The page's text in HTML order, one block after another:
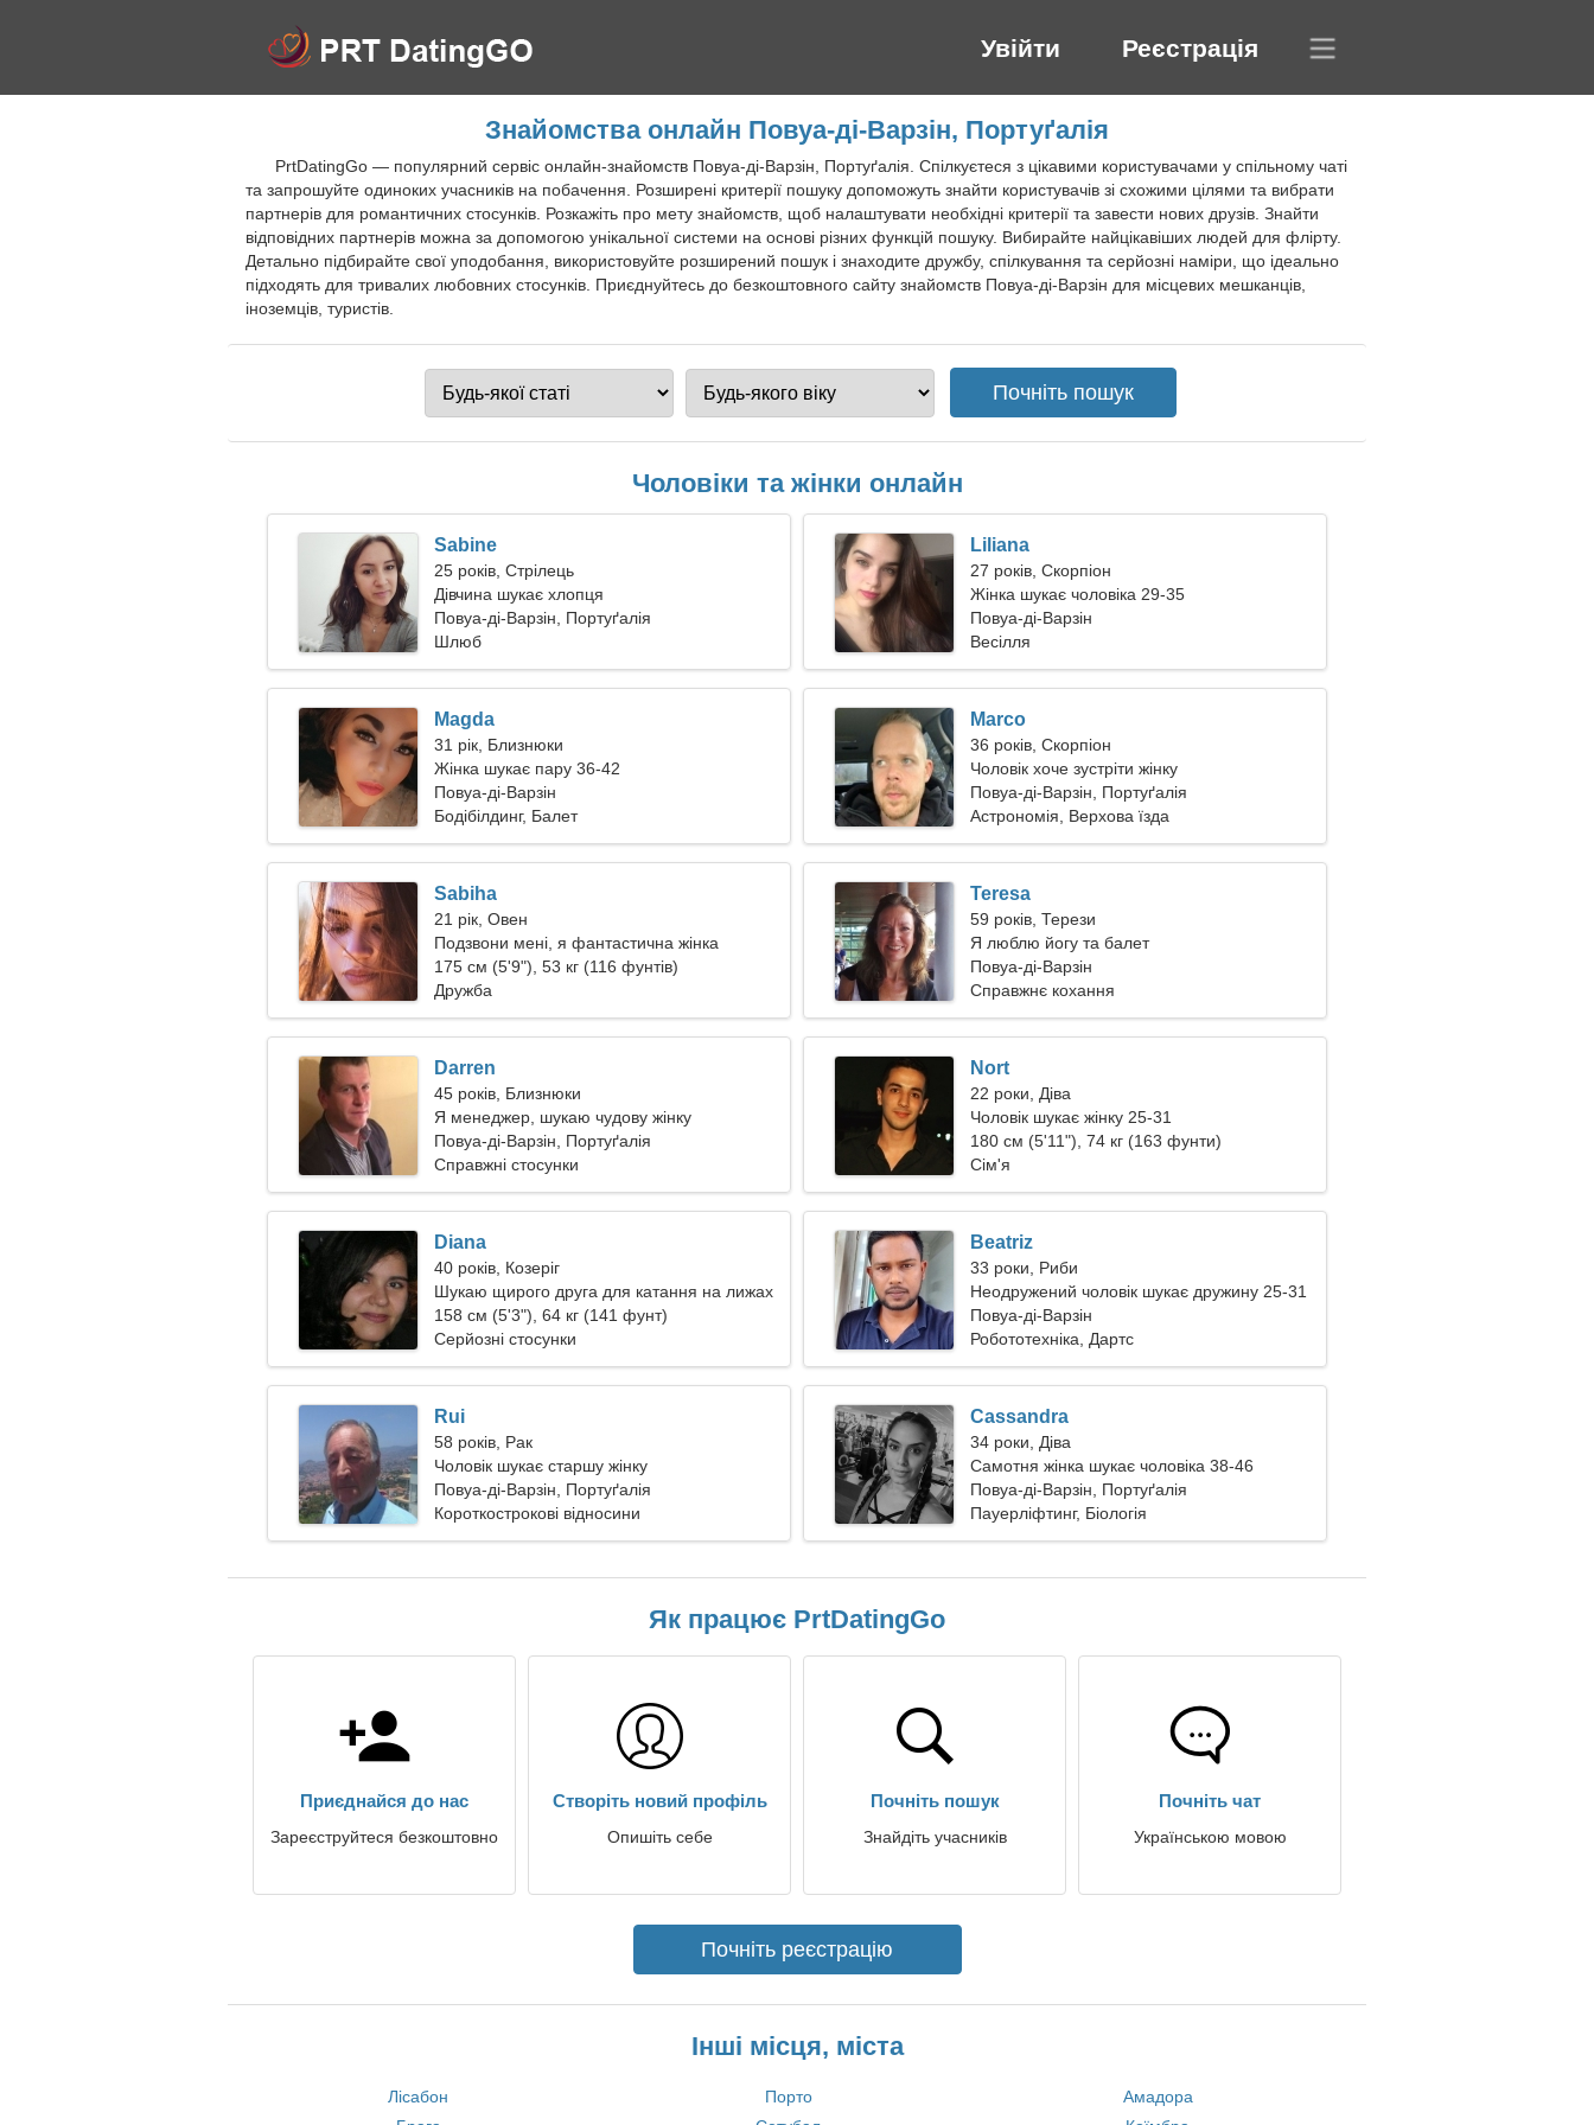
Увійти Реєстрація
Знайомства онлайн Повуа-ді-Варзін, Портуґалія
PrtDatingGo — популярний сервіс онлайн-знайомств Повуа-ді-Варзін, Портуґалія. Спілкуєтеся з цікавими користувачами у спільному чаті
та запрошуйте одиноких учасників на побачення. Розширені критерії пошуку допоможуть знайти користувачів зі схожими цілями та вибрати
партнерів для романтичних стосунків. Розкажіть про мету знайомств, щоб налаштувати необхідні критерії та завести нових друзів. Знайти
відповідних партнерів можна за допомогою унікальної системи на основі різних функцій пошуку. Вибирайте найцікавіших людей для флірту.
Детально підбирайте свої уподобання, використовуйте розширений пошук і знаходите дружбу, спілкування та серйозні наміри, що ідеально
підходять для тривалих любовних стосунків. Приєднуйтесь до безкоштовного сайту знайомств Повуа-ді-Варзін для місцевих мешканців,
іноземців, туристів.
Чоловіки та жінки онлайн
Sabine
25 років, Стрілець
Дівчина шукає хлопця
Повуа-ді-Варзін, Портуґалія
Шлюб
Liliana
27 років, Скорпіон
Жінка шукає чоловіка 29-35
Повуа-ді-Варзін
Весілля
Magda
31 рік, Близнюки
Жінка шукає пару 36-42
Повуа-ді-Варзін
Бодібілдинг, Балет
Marco
36 років, Скорпіон
Чоловік хоче зустріти жінку
Повуа-ді-Варзін, Портуґалія
Астрономія, Верхова їзда
Sabiha
21 рік, Овен
Подзвони мені, я фантастична жінка
175 см (5'9"), 53 кг (116 фунтів)
Дружба
Teresa
59 років, Терези
Я люблю йогу та балет
Повуа-ді-Варзін
Справжнє кохання
Darren
45 років, Близнюки
Я менеджер, шукаю чудову жінку
Повуа-ді-Варзін, Портуґалія
Справжні стосунки
Nort
22 роки, Діва
Чоловік шукає жінку 25-31
180 см (5'11"), 74 кг (163 фунти)
Сім'я
Diana
40 років, Козеріг
Шукаю щирого друга для катання на лижах
158 см (5'3"), 64 кг (141 фунт)
Серйозні стосунки
Beatriz
33 роки, Риби
Неодружений чоловік шукає дружину 25-31
Повуа-ді-Варзін
Робототехніка, Дартс
Rui
58 років, Рак
Чоловік шукає старшу жінку
Повуа-ді-Варзін, Портуґалія
Короткострокові відносини
Cassandra
34 роки, Діва
Самотня жінка шукає чоловіка 38-46
Повуа-ді-Варзін, Портуґалія
Пауерліфтинг, Біологія
Як працює PrtDatingGo
Приєднайся до нас
Зареєструйтеся безкоштовно
Створіть новий профіль
Опишіть себе
Почніть пошук
Знайдіть учасників
Почніть чат
Українською мовою
Почніть реєстрацію
Інші місця, міста
Лісабон Порто
Амадора